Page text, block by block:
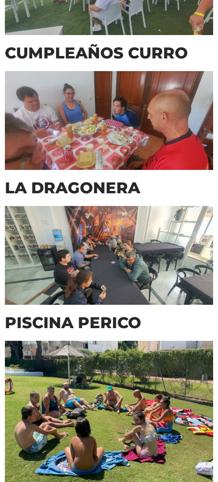
CUMPLEAÑOS CURRO
LA DRAGONERA
PISCINA PERICO